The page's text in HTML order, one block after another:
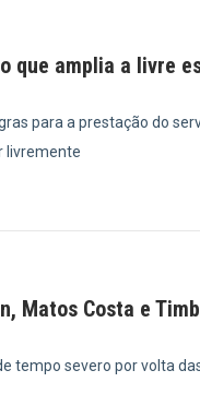
que amplia a livre
para a prestação do
livremente
Matos Costa e
tempo severo por volta